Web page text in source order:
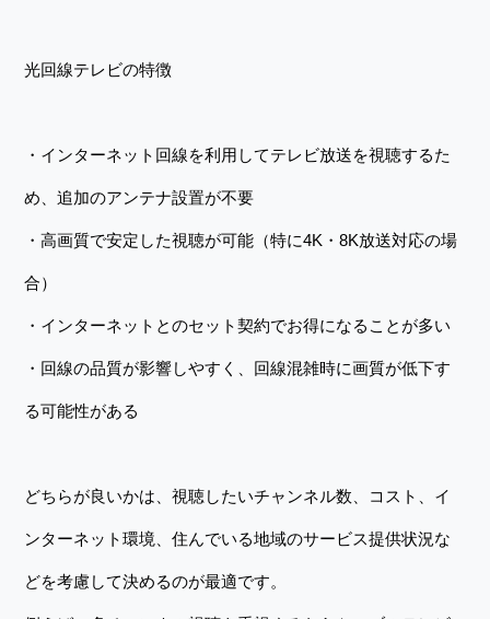
光回線テレビの特徴
・インターネット回線を利用してテレビ放送を視聴するた
め、追加のアンテナ設置が不要
・高画質で安定した視聴が可能（特に4K・8K放送対応の場
合）
・インターネットとのセット契約でお得になることが多い
・回線の品質が影響しやすく、回線混雑時に画質が低下す
る可能性がある
どちらが良いかは、視聴したいチャンネル数、コスト、イ
ンターネット環境、住んでいる地域のサービス提供状況な
どを考慮して決めるのが最適です。